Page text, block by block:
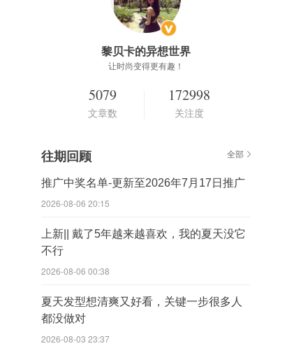
黎贝卡的异想世界
让时尚变得更有趣！
5079
文章数
172998
关注度
往期回顾 全部
推广中奖名单-更新至2026年7月17日推广
2026-08-06 20:15
上新|| 戴了5年越来越喜欢，我的夏天没它
不行
2026-08-06 00:38
夏天发型想清爽又好看，关键一步很多人
都没做对
2026-08-03 23:37